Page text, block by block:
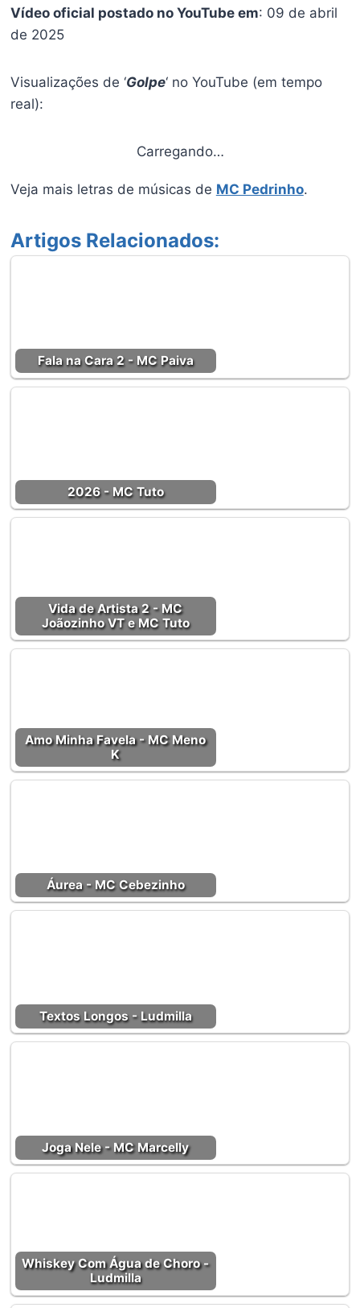
Vídeo oficial postado no YouTube em: 09 de abril
de 2025
Visualizações de ‘Golpe‘ no YouTube (em tempo
real):
Carregando…
Veja mais letras de músicas de MC Pedrinho.
Artigos Relacionados:
Fala na Cara 2 - MC Paiva
2026 - MC Tuto
Vida de Artista 2 - MC
Joãozinho VT e MC Tuto
Amo Minha Favela - MC Meno
K
Áurea - MC Cebezinho
Textos Longos - Ludmilla
Joga Nele - MC Marcelly
Whiskey Com Água de Choro -
Ludmilla